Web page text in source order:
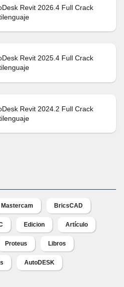
Revit 2026.4 Full Crack
Revit 2025.4 Full Crack
Revit 2024.2 Full Crack
Mastercam BricsCAD
Edicion Artículo
Proteus Libros
AutoDESK